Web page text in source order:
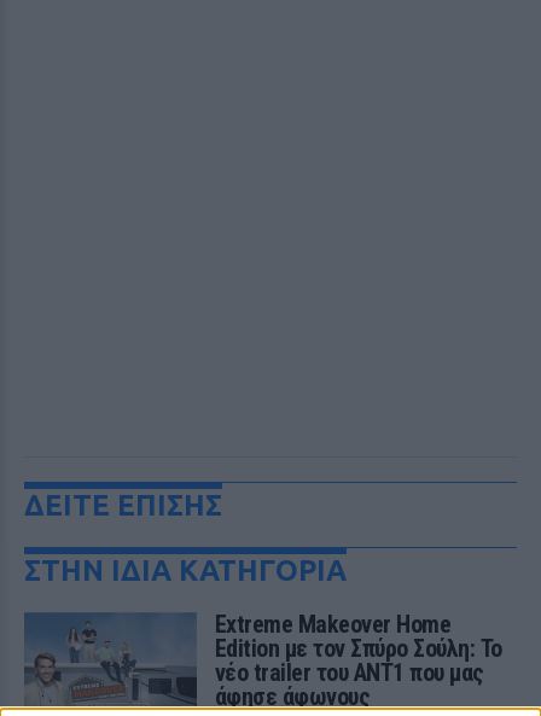
ΔΕΙΤΕ ΕΠΙΣΗΣ
ΣΤΗΝ ΙΔΙΑ ΚΑΤΗΓΟΡΙΑ
Extreme Makeover Home
Edition με τον Σπύρο Σούλη: Το
νέο trailer του ΑΝΤ1 που μας
άφησε άφωνους